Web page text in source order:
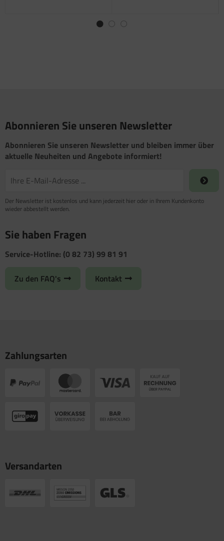
Abonnieren Sie unseren Newsletter
Abonnieren Sie unseren Newsletter und bleiben immer über
aktuelle Neuheiten und Angebote informiert!
Der Newsletter ist kostenlos und kann jederzeit hier oder in Ihrem Kundenkonto
wieder abbestellt werden.
Sie haben Fragen
Service-Hotline: (0 82 73) 99 81 91
Zu den FAQ's Kontakt
Zahlungsarten
Versandarten